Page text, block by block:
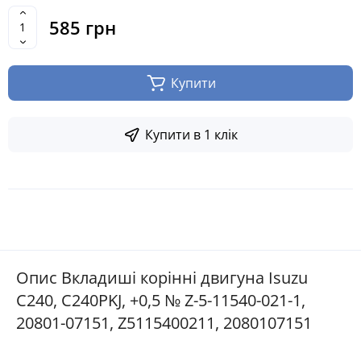
585 грн
Купити
Купити в 1 клік
Опис Вкладиші корінні двигуна Isuzu
C240, C240PKJ, +0,5 № Z-5-11540-021-1,
20801-07151, Z5115400211, 2080107151